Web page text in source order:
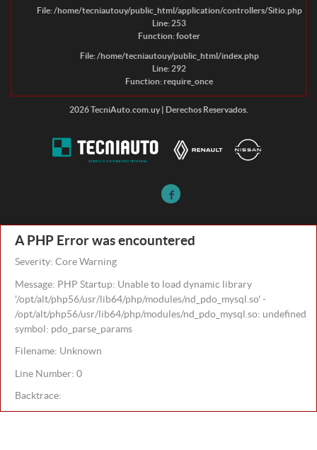
File: /home/tecniautouy/public_html/application/controllers/Sitio.php
Line: 253
Function: footer
File: /home/tecniautouy/public_html/index.php
Line: 292
Function: require_once
2026 TecniAuto.com.uy | Derechos Reservados.
A PHP Error was encountered
Severity: Core Warning
Message: PHP Startup: Unable to load dynamic library
'/opt/alt/php56/usr/lib64/php/modules/nd_pdo_mysql.so' -
/opt/alt/php56/usr/lib64/php/modules/nd_pdo_mysql.so: undefined
symbol: pdo_parse_params
Filename: Unknown
Line Number: 0
Backtrace: